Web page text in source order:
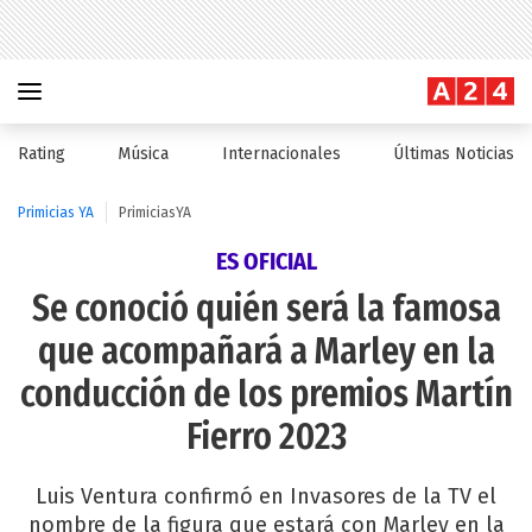
Rating Música Internacionales Últimas Noticias
Primicias YA PrimiciasYA
ES OFICIAL
Se conoció quién será la famosa
que acompañará a Marley en la
conducción de los premios Martín
Fierro 2023
Luis Ventura confirmó en Invasores de la TV el
nombre de la figura que estará con Marley en la